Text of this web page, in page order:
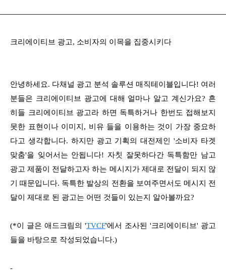
크리에이티브 광고, 소비자의 이목을 집중시키다
안녕하세요. 다채널 광고 분석 솔루션 매직테이블입니다! 여러
분들은 크리에이티브 광고에 대해 얼마나 알고 계신가요? 흔
히들 크리에이티브 광고라 하면 독특하거나 한번도 접해보지
못한 표현이나 이미지, 비유 들을 이용하는 것이 가장 중요하
다고 생각합니다. 하지만 광고 기획의 대전제인 '소비자 타겟
맞춤'을 잊어서는 안됩니다! 자칫 잘못하다간 독특함만 남고
광고 제품이 전달하고자 하는 메시지가 제대로 전달이 되지 않
기 때문입니다. 독특한 발상의 전환을 보여주면서도 메시지 전
달이 제대로 된 광고는 어떤 것들이 있는지 알아볼까요?
(*이 글은 애드크림의 'TVCF'에서 조사된 '크리에이티브' 광고
들을 바탕으로 작성되었습니다.)
-